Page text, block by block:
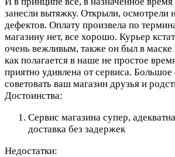
занесли вытяжку. Открыли, осмотрели
дефектов. Оплату произвела по
магазину нет, все хорошо. Курьер
очень вежливым, также он был в маске
как полагается в наше не простое
приятно удивлена от сервиса. Большое
советовать ваш магазин друзья и
Достоинства:
Сервис магазина супер,
доставка без задержек
Недостатки: